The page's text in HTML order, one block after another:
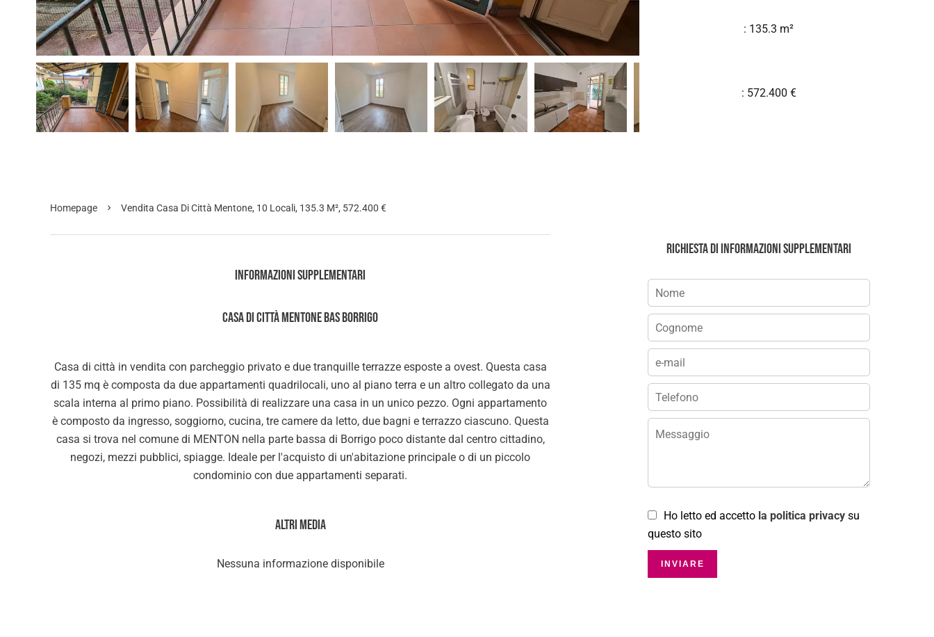
: 135.3 m²
: 572.400 €
Homepage Vendita Casa Di Città Mentone, 10 Locali, 135.3 M², 572.400 €
Informazioni supplementari
CASA DI CITTÀ MENTONE BAS BORRIGO
Casa di città in vendita con parcheggio privato e due tranquille terrazze esposte a ovest. Questa casa
di 135 mq è composta da due appartamenti quadrilocali, uno al piano terra e un altro collegato da una
scala interna al primo piano. Possibilità di realizzare una casa in un unico pezzo. Ogni appartamento
è composto da ingresso, soggiorno, cucina, tre camere da letto, due bagni e terrazzo ciascuno. Questa
casa si trova nel comune di MENTON nella parte bassa di Borrigo poco distante dal centro cittadino,
negozi, mezzi pubblici, spiagge. Ideale per l'acquisto di un'abitazione principale o di un piccolo
condominio con due appartamenti separati.
Altri media
Nessuna informazione disponibile
Richiesta di informazioni supplementari
Ho letto ed accetto la politica privacy su
questo sito
INVIARE